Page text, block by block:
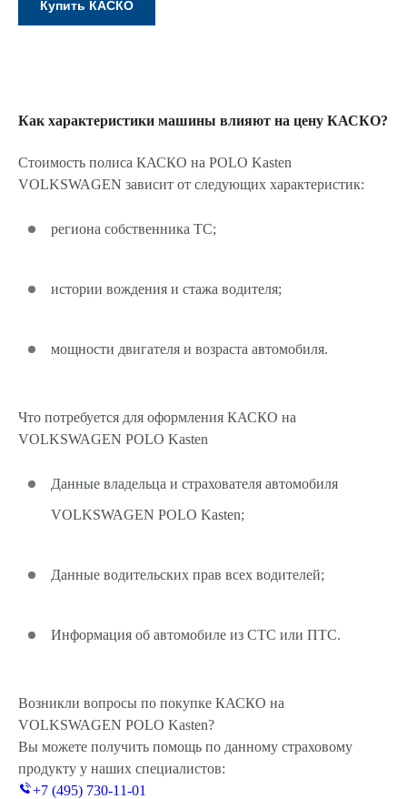
Как характеристики машины влияют на цену КАСКО?
Стоимость полиса КАСКО на POLO Kasten
VOLKSWAGEN зависит от следующих характеристик:
региона собственника ТС;
истории вождения и стажа водителя;
мощности двигателя и возраста автомобиля.
Что потребуется для оформления КАСКО на
VOLKSWAGEN POLO Kasten
Данные владельца и страхователя автомобиля
VOLKSWAGEN POLO Kasten;
Данные водительских прав всех водителей;
Информация об автомобиле из СТС или ПТС.
Возникли вопросы по покупке КАСКО на
VOLKSWAGEN POLO Kasten?
Вы можете получить помощь по данному страховому
продукту у наших специалистов:
+7 (495) 730-11-01